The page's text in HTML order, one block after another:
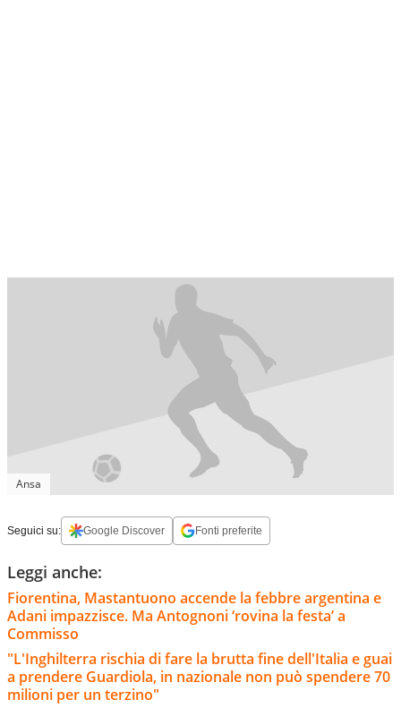
Ansa
Seguici su: Google Discover Fonti preferite
Leggi anche:
Fiorentina, Mastantuono accende la febbre argentina e
Adani impazzisce. Ma Antognoni ‘rovina la festa’ a
Commisso
"L'Inghilterra rischia di fare la brutta fine dell'Italia e guai
a prendere Guardiola, in nazionale non può spendere 70
milioni per un terzino"